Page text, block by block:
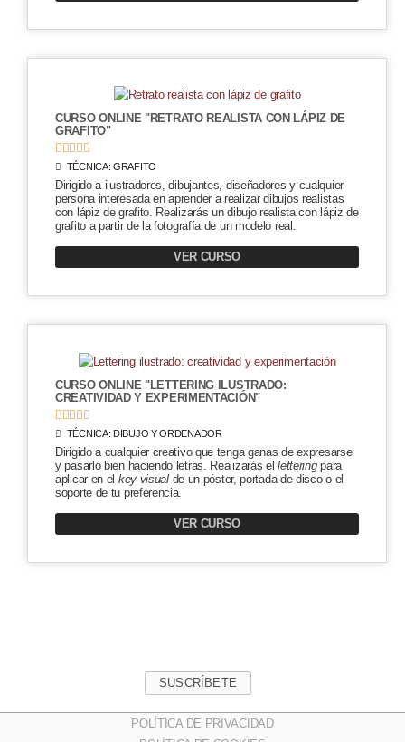
CURSO ONLINE "RETRATO REALISTA CON LÁPIZ DE
GRAFITO"
    
TÉCNICA:GRAFITO
Dirigido a ilustradores, dibujantes, diseñadores y cualquier
persona interesada en aprender a realizar dibujos realistas
con lápiz de grafito. Realizarás un dibujo realista con lápiz de
grafito a partir de la fotografía de un modelo real.
VER CURSO
CURSO ONLINE "LETTERING ILUSTRADO:
CREATIVIDAD Y EXPERIMENTACIÓN"

TÉCNICA: DIBUJO Y ORDENADOR
Dirigido a cualquier creativo que tenga ganas de expresarse
y pasarlo bien haciendo letras. Realizarás elletteringpara
aplicar en el key visualde un póster, portada de disco o el
soporte de tu preferencia.
VER CURSO
SUSCRÍBETE
POLÍTICA DE PRIVACIDAD